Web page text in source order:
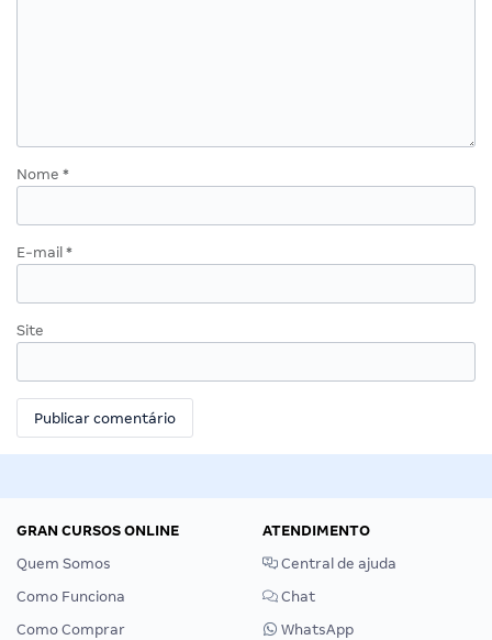
Nome *
E-mail *
Site
GRAN CURSOS ONLINE
Quem Somos
Como Funciona
Como Comprar
ATENDIMENTO
Central de ajuda
Chat
WhatsApp